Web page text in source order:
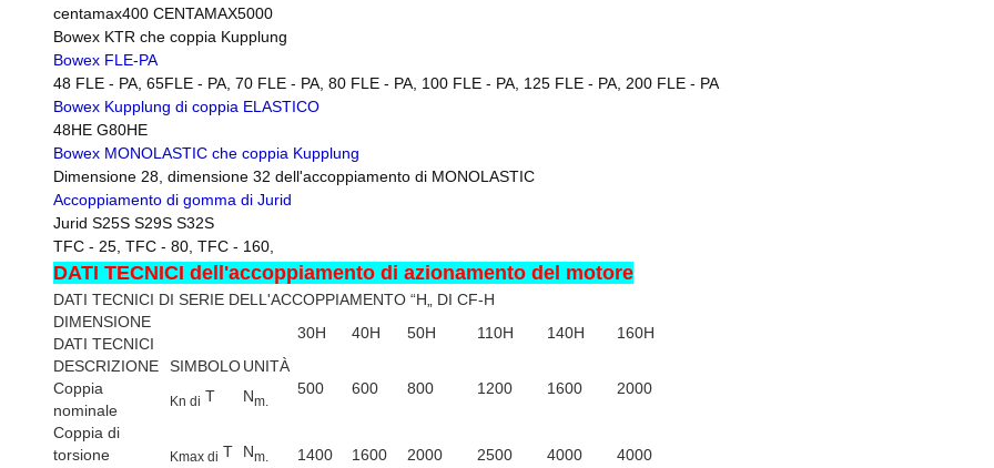
centamax400 CENTAMAX5000
Bowex KTR che coppia Kupplung
Bowex FLE-PA
48 FLE - PA, 65FLE - PA, 70 FLE - PA, 80 FLE - PA, 100 FLE - PA, 125 FLE - PA, 200 FLE - PA
Bowex Kupplung di coppia ELASTICO
48HE G80HE
Bowex MONOLASTIC che coppia Kupplung
Dimensione 28, dimensione 32 dell'accoppiamento di MONOLASTIC
Accoppiamento di gomma di Jurid
Jurid S25S S29S S32S
TFC - 25, TFC - 80, TFC - 160,
DATI TECNICI dell'accoppiamento di azionamento del motore
DATI TECNICI DI SERIE DELL'ACCOPPIAMENTO “H„ DI CF-H
DIMENSIONE
30H 40H 50H 110H 140H 160H
DATI TECNICI
DESCRIZIONE
SIMBOLOUNITÀ
500
600 800 1200 1600 2000
Coppia
nominale
Kn di T Nm.
Coppia di
torsione
Kmax di T Nm. 1400 1600 2000 2500 4000 4000